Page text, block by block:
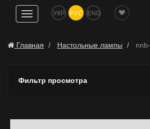
Показать
навигацию
УКР РУС ENG
Главная Настольные лампы
Фильтр просмотра